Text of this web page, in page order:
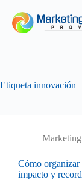
Etiqueta innovación
Cómo organizar
impacto y